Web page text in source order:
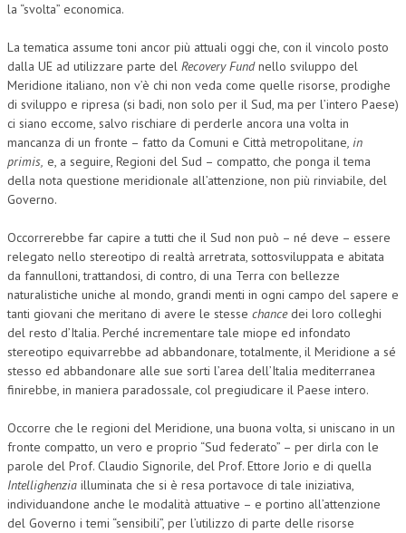
la “svolta” economica.
La tematica assume toni ancor più attuali oggi che, con il vincolo posto
dalla UE ad utilizzare parte del Recovery Fundnello sviluppo del
Meridione italiano, non v’è chi non veda come quelle risorse, prodighe
di sviluppo e ripresa (si badi, non solo per il Sud, ma per l’intero Paese)
ci siano eccome, salvo rischiare di perderle ancora una volta in
mancanza di un fronte – fatto da Comuni e Città metropolitane, in
primis, e, a seguire, Regioni del Sud – compatto, che ponga il tema
della nota questione meridionale all’attenzione, non più rinviabile, del
Governo.
Occorrerebbe far capire a tutti che il Sud non può – né deve – essere
relegato nello stereotipo di realtà arretrata, sottosviluppata e abitata
da fannulloni, trattandosi, di contro, di una Terra con bellezze
naturalistiche uniche al mondo, grandi menti in ogni campo del sapere e
tanti giovani che meritano di avere le stesse chancedei loro colleghi
del resto d’Italia. Perché incrementare tale miope ed infondato
stereotipo equivarrebbe ad abbandonare, totalmente, il Meridione a sé
stesso ed abbandonare alle sue sorti l’area dell’Italia mediterranea
finirebbe, in maniera paradossale, col pregiudicare il Paese intero.
Occorre che le regioni del Meridione, una buona volta, si uniscano in un
fronte compatto, un vero e proprio “Sud federato” – per dirla con le
parole del Prof. Claudio Signorile, del Prof. Ettore Jorio e di quella
Intellighenzia illuminata che si è resa portavoce di tale iniziativa,
individuandone anche le modalità attuative – e portino all’attenzione
del Governo i temi “sensibili”, per l’utilizzo di parte delle risorse